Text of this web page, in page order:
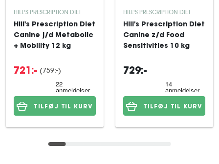
HILL'S PRESCRIPTION DIET
Hill's Prescription Diet
Canine j/d Metabolic
+ Mobility 12 kg
721:- (759:-)
TILFØJ TIL KURV
HILL'S PRESCRIPTION DIET
Hill's Prescription Diet
Canine z/d Food
Sensitivities 10 kg
729:-
TILFØJ TIL KURV